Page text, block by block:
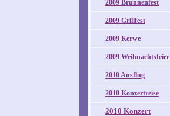
2009 Brunnenfest
2009 Grillfest
2009 Kerwe
2009 Weihnachtsfeier
2010 Ausflug
2010 Konzertreise
2010 Konzert